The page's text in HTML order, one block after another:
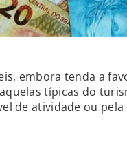
embora tenda a
típicas do
de atividade ou pela